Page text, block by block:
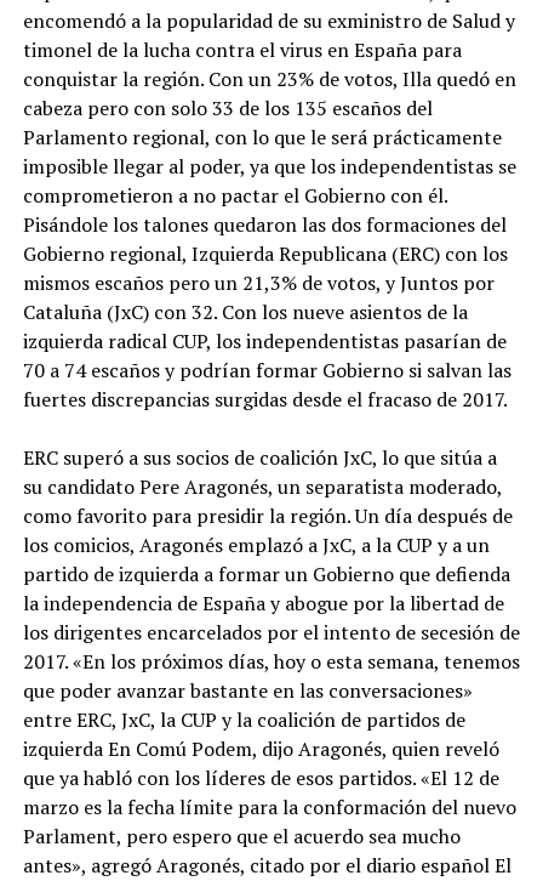
encomendó a la popularidad de su exministro de Salud y
timonel de la lucha contra el virus en España para
conquistar la región. Con un 23% de votos, Illa quedó en
cabeza pero con solo 33 de los 135 escaños del
Parlamento regional, con lo que le será prácticamente
imposible llegar al poder, ya que los independentistas se
comprometieron a no pactar el Gobierno con él.
Pisándole los talones quedaron las dos formaciones del
Gobierno regional, Izquierda Republicana (ERC) con los
mismos escaños pero un 21,3% de votos, y Juntos por
Cataluña (JxC) con 32. Con los nueve asientos de la
izquierda radical CUP, los independentistas pasarían de
70 a 74 escaños y podrían formar Gobierno si salvan las
fuertes discrepancias surgidas desde el fracaso de 2017.
ERC superó a sus socios de coalición JxC, lo que sitúa a
su candidato Pere Aragonés, un separatista moderado,
como favorito para presidir la región. Un día después de
los comicios, Aragonés emplazó a JxC, a la CUP y a un
partido de izquierda a formar un Gobierno que defienda
la independencia de España y abogue por la libertad de
los dirigentes encarcelados por el intento de secesión de
2017. «En los próximos días, hoy o esta semana, tenemos
que poder avanzar bastante en las conversaciones»
entre ERC, JxC, la CUP y la coalición de partidos de
izquierda En Comú Podem, dijo Aragonés, quien reveló
que ya habló con los líderes de esos partidos. «El 12 de
marzo es la fecha límite para la conformación del nuevo
Parlament, pero espero que el acuerdo sea mucho
antes», agregó Aragonés, citado por el diario español El